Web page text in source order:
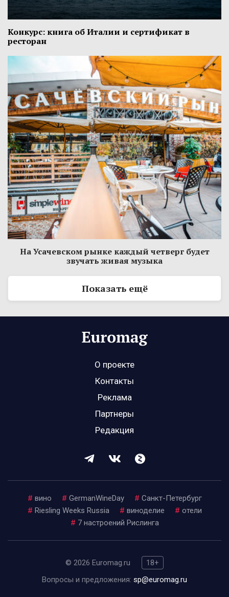
Конкурс: книга об Италии и сертификат в
ресторан
На Усачевском рынке каждый четверг будет
звучать живая музыка
Показать ещё
О проекте
Контакты
Реклама
Партнеры
Редакция
# вино # GermanWineDay # Санкт-Петербург
# Riesling Weeks Russia # виноделие # отели
# 7 настроений Рислинга
© 2026 Euromag.ru
18+
Вопросы и предложения: sp@euromag.ru